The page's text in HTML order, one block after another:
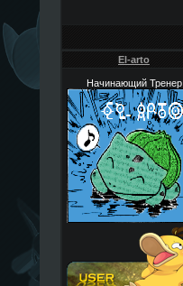
El-arto
Начинающий Тренер